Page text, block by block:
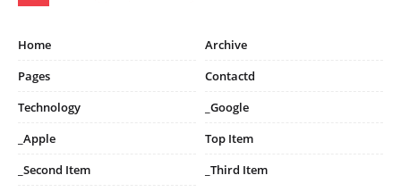
Home
Archive
Pages
Contactd
Technology
_Google
_Apple
Top Item
_Second Item
_Third Item